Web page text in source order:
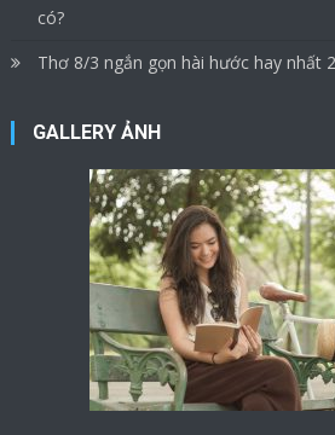
có?
Thơ 8/3 ngắn gọn hài hước hay nhất
GALLERY ẢNH